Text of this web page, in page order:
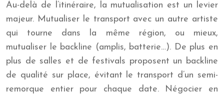
Au-delà de l’itinéraire, la mutualisation est un levier
majeur. Mutualiser le transport avec un autre artiste
qui tourne dans la même région, ou mieux,
mutualiser le backline (amplis, batterie…). De plus en
plus de salles et de festivals proposent un backline
de qualité sur place, évitant le transport d’un semi-
remorque entier pour chaque date. Négocier en